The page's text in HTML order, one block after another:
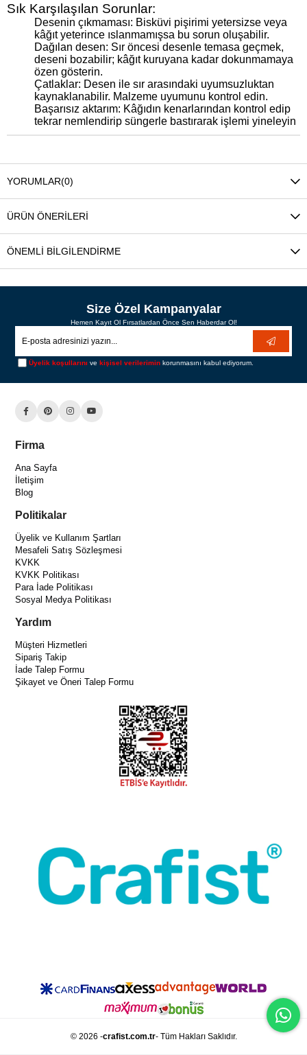
Sık Karşılaşılan Sorunlar:
Desenin çıkmaması: Bisküvi pişirimi yetersizse veya
kâğıt yeterince ıslanmamışsa bu sorun oluşabilir.
Dağılan desen: Sır öncesi desenle temasa geçmek,
deseni bozabilir; kâğıt kuruyana kadar dokunmamaya
özen gösterin.
Çatlaklar: Desen ile sır arasındaki uyumsuzluktan
kaynaklanabilir. Malzeme uyumunu kontrol edin.
Başarısız aktarım: Kâğıdın kenarlarından kontrol edip
tekrar nemlendirip süngerle bastırarak işlemi yineleyin
YORUMLAR(0)
ÜRÜN ÖNERILERI
ÖNEMLI BILGILENDIRME
Size Özel Kampanyalar
Hemen Kayıt Ol Fırsatlardan Önce Sen Haberdar Ol!
Üyelik koşullarını vekişisel verilerimin korunmasını kabul ediyorum.
Firma
Ana Sayfa
İletişim
Blog
Politikalar
Üyelik ve Kullanım Şartları
Mesafeli Satış Sözleşmesi
KVKK
KVKK Politikası
Para İade Politikası
Sosyal Medya Politikası
Yardım
Müşteri Hizmetleri
Sipariş Takip
İade Talep Formu
Şikayet ve Öneri Talep Formu
© 2026 -crafist.com.tr- Tüm Hakları Saklıdır.